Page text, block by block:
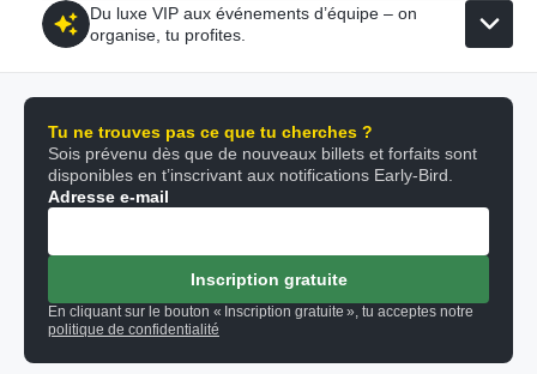
Du luxe VIP aux événements d’équipe – on
organise, tu profites.
Tu ne trouves pas ce que tu cherches ?
Sois prévenu dès que de nouveaux billets et forfaits sont
disponibles en t’inscrivant aux notifications Early-Bird.
Adresse e-mail
Inscription gratuite
En cliquant sur le bouton « Inscription gratuite », tu acceptes notre
politique de confidentialité